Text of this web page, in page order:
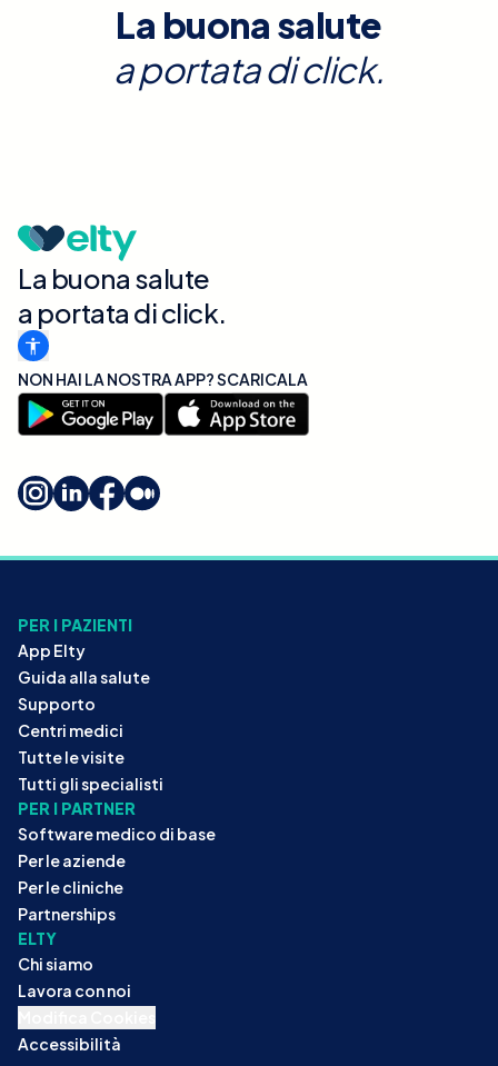
La buona salute
a portata di click.
La buona salute
a portata di click.
NON HAI LA NOSTRA APP? SCARICALA
PER I PAZIENTI
App Elty
Guida alla salute
Supporto
Centri medici
Tutte le visite
Tutti gli specialisti
PER I PARTNER
Software medico di base
Per le aziende
Per le cliniche
Partnerships
ELTY
Chi siamo
Lavora con noi
Accessibilità